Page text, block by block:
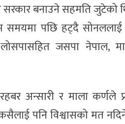
सरकार बनाउने सहमति जुटेको
समयमा पछि हट्दै सोनललाई
जसपा नेपाल,
अन्सारी र माला कर्णले
पनि विश्वासको मत